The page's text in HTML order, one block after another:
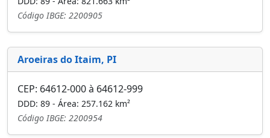
Código IBGE: 2200905
Aroeiras do Itaim, PI
CEP: 64612-000 à 64612-999
DDD: 89 - Área: 257.162 km²
Código IBGE: 2200954